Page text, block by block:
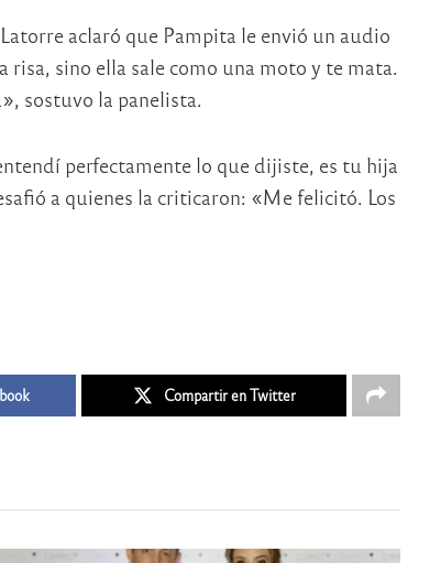
aclaró que Pampita le envió un audio
risa, sino ella sale como una moto y te mata.
sostuvo la panelista.
perfectamente lo que dijiste, es tu hija
a quienes la criticaron: «Me felicitó. Los
Compartir en Twitter